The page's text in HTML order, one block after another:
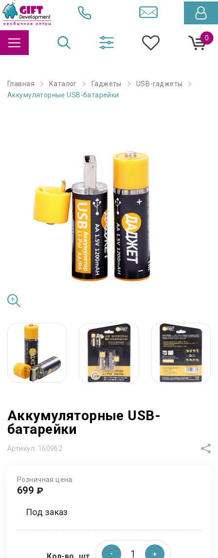
0
Главная Каталог Гаджеты
USB-гаджеты
Аккумуляторные USB-батарейки
Аккумуляторные USB-
батарейки
Артикул: 160962
Розничная цена
699 ₽
Под заказ